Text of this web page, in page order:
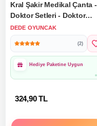
Kral Şakir Medikal Çanta -
Doktor Setleri - Doktor
Oyuncak Seti - Hemşire
Oyunu
DEDE OYUNCAK
(2)
Hediye Paketine Uygun
324,90 TL